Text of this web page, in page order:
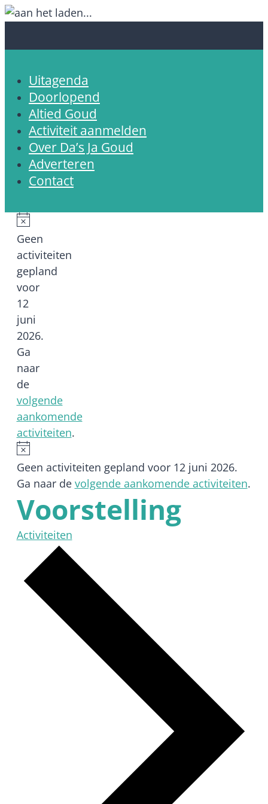
Uitagenda
Doorlopend
Altied Goud
Activiteit aanmelden
Over Da’s Ja Goud
Adverteren
Contact
Bericht
Geen
activiteiten
gepland
voor
12
juni
2026.
Ga
naar
de
volgende
aankomende
activiteiten.
Bericht
Geen activiteiten gepland voor 12 juni 2026.
Ga naar de volgende aankomende activiteiten.
Voorstelling
Activiteiten